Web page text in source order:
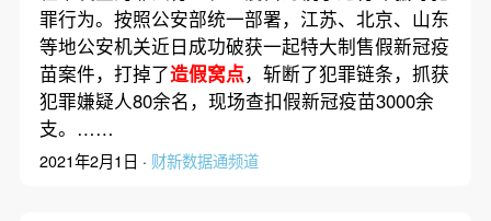
罪行为。按照公安部统一部署，江苏、北京、山东
等地公安机关近日成功破获一起特大制售假新冠疫
苗案件，打掉了造假窝点，斩断了犯罪链条，抓获
犯罪嫌疑人80余名，现场查扣假新冠疫苗3000余
支。……
2021年2月1日 · 财新数据通频道